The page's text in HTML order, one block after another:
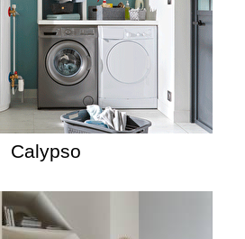
Calypso